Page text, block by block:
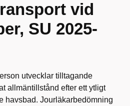
vid
SU 2025-
utvecklar tilltagande
allmäntillstånd efter ett ytligt
havsbad. Jourläkarbedömning